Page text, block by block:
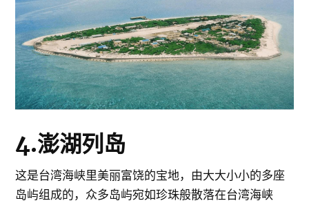
4.澎湖列岛
这是台湾海峡里美丽富饶的宝地，由大大小小的多座
岛屿组成的，众多岛屿宛如珍珠般散落在台湾海峡